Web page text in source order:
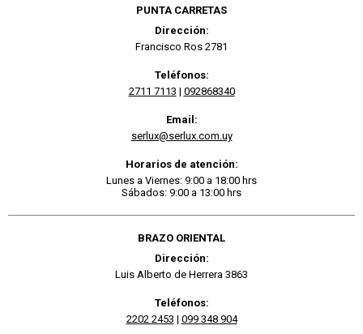
PUNTA CARRETAS
Dirección:
Francisco Ros 2781
Teléfonos:
2711 7113 | 092868340
Email:
serlux@serlux.com.uy
Horarios de atención:
Lunes a Viernes: 9:00 a 18:00 hrs
Sábados: 9:00 a 13:00 hrs
BRAZO ORIENTAL
Dirección:
Luis Alberto de Herrera 3863
Teléfonos:
2202 2453 | 099 348 904